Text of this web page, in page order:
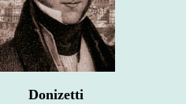
Donizetti